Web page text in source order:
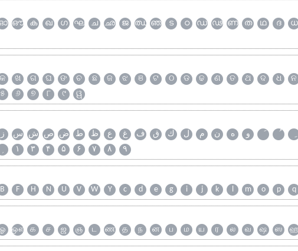
ഔ ക ഖ ഗ ഘ ച ഛ ജ ഝ ഞ ട ഠ ഡ ഢ ണ ത ഥ ദ ധ
କ ଖ ଗ ଘ ଙ ଚ ଛ ଜ ଝ ଞ ଟ ଠ ଡ ଢ ଣ ତ ଥ ଦ ଧ ନ
୫ ୬ ୭ ୮ ୯ ୱ
ز س ش ص ض ط ظ ع غ ف ق ك ل م ن ه و
۱ ۳ ۴ ۵ ۶ ۷ ۸ ۹
B F H N U V W Y c d e g i j k l m o p q
ஓ ஔ க ச ஜ ஞ ட ண த ந ன ப ம ய ர ல வ ஷ ஸ ஹ